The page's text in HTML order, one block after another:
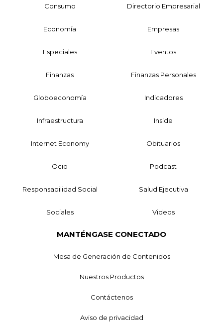
Consumo Directorio Empresarial
Economía Empresas
Especiales Eventos
Finanzas Finanzas Personales
Globoeconomía Indicadores
Infraestructura Inside
Internet Economy Obituarios
Ocio Podcast
Responsabilidad Social Salud Ejecutiva
Sociales Videos
MANTÉNGASE CONECTADO
Mesa de Generación de Contenidos
Nuestros Productos
Contáctenos
Aviso de privacidad